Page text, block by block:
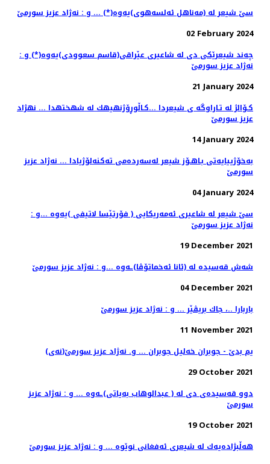
سێ شیعر له‌ (مەناهل ئەلسەهوی)یه‌وه‌(*) ... و : نه‌ژاد عزیز سورمێ
02 February 2024
چه‌ند شیعرێكی دی له‌ شاعیری عێراقی(قاسم سعوودی)یه‌وه‌(*) و :
نه‌ژاد عزیز سورمێ
21 January 2024
كـۆالژ له تـاراوگه ی شیعردا ...كـاڵوڕۆژنهیهك له شهختهدا ... نهژاد
عزیز سورمێ
14 January 2024
به‌خۆژییایه‌تی بـاهـۆز شیعر له‌سه‌رده‌می ته‌كنه‌لۆژیادا ... نه‌ژاد عزیز
سورمێ
04 January 2024
سێ شیعر له‌ شاعیری ئه‌مه‌ریكایی ( فۆرتێسا لاتیفی )یه‌وه‌ ...و :
نه‌ژاد عزیز سورمێ
19 December 2021
شه‌ش قه‌سیده‌ له‌ (ئانا ئه‌خماتۆڤا)ـه‌وه‌ ...و : نه‌ژاد عزیز سورمێ
04 December 2021
باربارا ..، جاك بریڤێر ... و : نه‌ژاد عزیز سورمێ
11 November 2021
(نه‌ی)یم بدێ - جوبران خه‌لیل جوبران ... و. نه‌ژاد عزیز سورمێ
29 October 2021
دوو قه‌سیده‌ی دی له‌ ( عبدالوهاب به‌یاتی)ـه‌وه ... و : نه‌ژاد عزیز
سورمێ
19 October 2021
هه‌ڵبژاده‌یه‌ك له‌ شیعری ئه‌فغانی نوێوه‌ ... و : نه‌ژاد عزیز سورمێ